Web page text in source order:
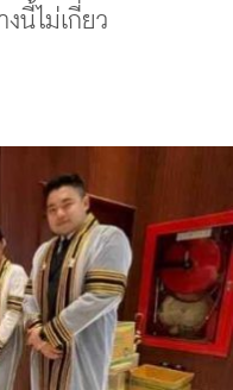
นี้ไม่เกี่ยว